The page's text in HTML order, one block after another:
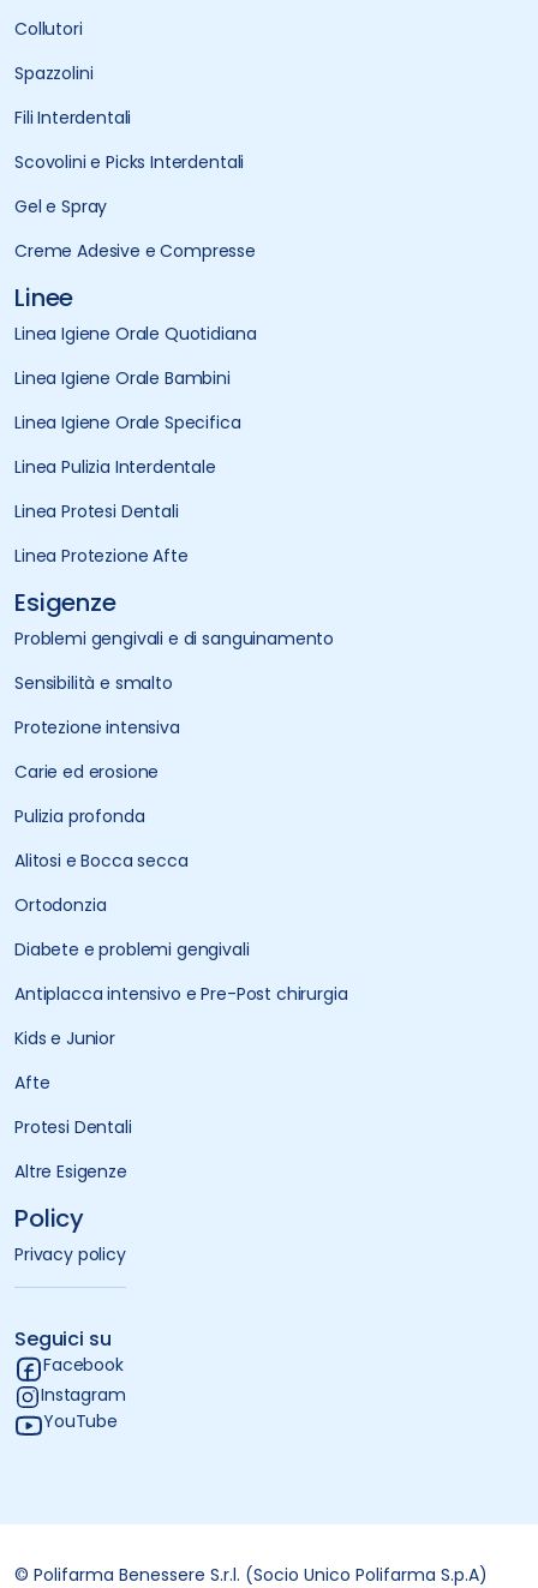
Collutori
Spazzolini
Fili Interdentali
Scovolini e Picks Interdentali
Gel e Spray
Creme Adesive e Compresse
Linee
Linea Igiene Orale Quotidiana
Linea Igiene Orale Bambini
Linea Igiene Orale Specifica
Linea Pulizia Interdentale
Linea Protesi Dentali
Linea Protezione Afte
Esigenze
Problemi gengivali e di sanguinamento
Sensibilità e smalto
Protezione intensiva
Carie ed erosione
Pulizia profonda
Alitosi e Bocca secca
Ortodonzia
Diabete e problemi gengivali
Antiplacca intensivo e Pre-Post chirurgia
Kids e Junior
Afte
Protesi Dentali
Altre Esigenze
Policy
Privacy policy
Seguici su
Facebook
Instagram
YouTube
© Polifarma Benessere S.r.l. (Socio Unico Polifarma S.p.A)